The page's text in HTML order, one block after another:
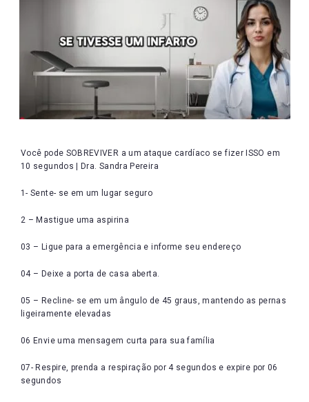
Você pode SOBREVIVER a um ataque cardíaco se fizer ISSO em
10 segundos | Dra. Sandra Pereira
1- Sente- se em um lugar seguro
2 – Mastigue uma aspirina
03 – Ligue para a emergência e informe seu endereço
04 – Deixe a porta de casa aberta.
05 – Recline- se em um ângulo de 45 graus, mantendo as pernas
ligeiramente elevadas
06 Envie uma mensagem curta para sua família
07- Respire, prenda a respiração por 4 segundos e expire por 06
segundos